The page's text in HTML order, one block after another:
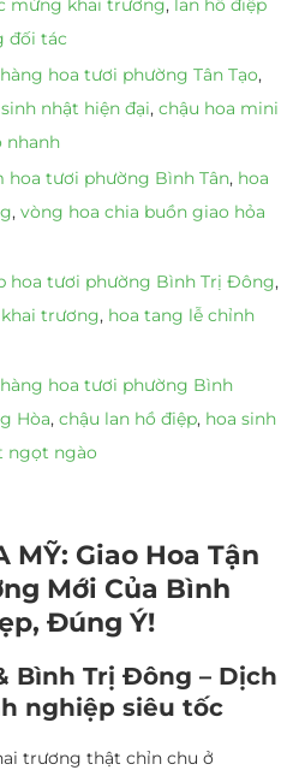
mừng khai trương, lan hồ điệp
đối tác
hoa tươi phường Tân Tạo,
nhật hiện đại, chậu hoa mini
nhanh
hoa tươi phường Bình Tân, hoa
, vòng hoa chia buồn giao hỏa
hoa tươi phường Bình Trị Đông,
trương, hoa tang lễ chỉnh
hoa tươi phường Bình
Hòa, chậu lan hồ điệp, hoa sinh
ngọt ngào
MỸ: Giao Hoa Tận
Mới Của Bình
Đúng Ý!
Bình Trị Đông – Dịch
nghiệp siêu tốc
trương thật chỉn chu ở